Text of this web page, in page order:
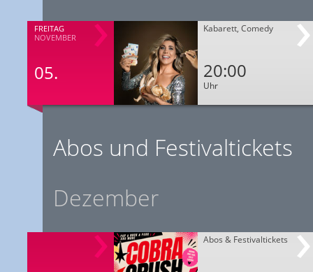
FREITAG
NOVEMBER
05.
Kabarett, Comedy
20:00
Uhr
Abos und Festivaltickets
Dezember
Abos & Festivaltickets